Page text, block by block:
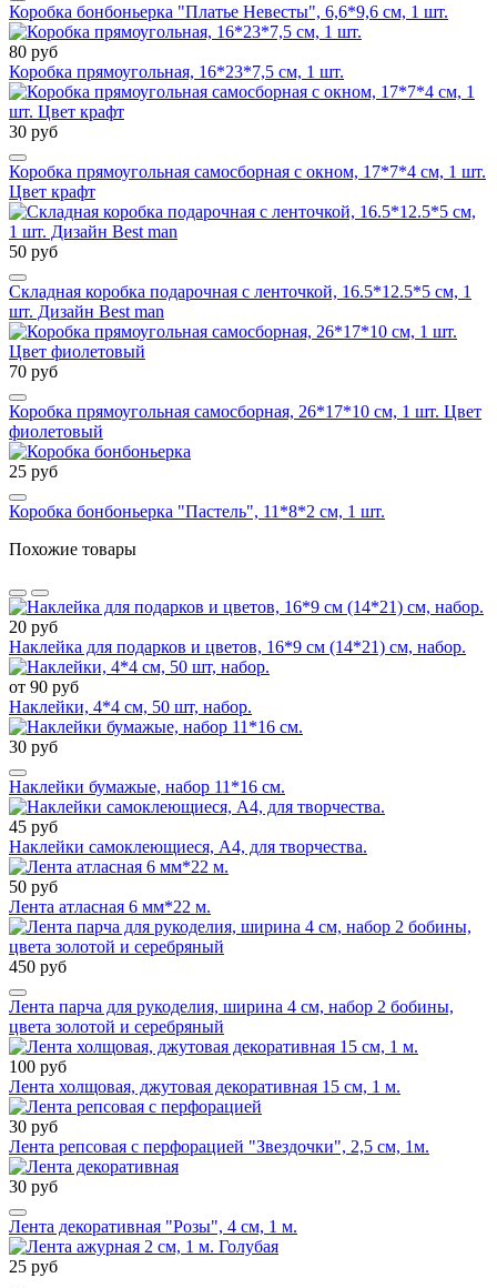
Коробка бонбоньерка "Платье Невесты", 6,6*9,6 см, 1 шт.
80 руб
Коробка прямоугольная, 16*23*7,5 см, 1 шт.
30 руб
Коробка прямоугольная самосборная с окном, 17*7*4 см, 1 шт.
Цвет крафт
50 руб
Складная коробка подарочная с ленточкой, 16.5*12.5*5 см, 1
шт. Дизайн Best man
70 руб
Коробка прямоугольная самосборная, 26*17*10 см, 1 шт. Цвет
фиолетовый
25 руб
Коробка бонбоньерка "Пастель", 11*8*2 см, 1 шт.
Похожие товары
20 руб
Наклейка для подарков и цветов, 16*9 см (14*21) см, набор.
от 90 руб
Наклейки, 4*4 см, 50 шт, набор.
30 руб
Наклейки бумажые, набор 11*16 см.
45 руб
Наклейки самоклеющиеся, А4, для творчества.
50 руб
Лента атласная 6 мм*22 м.
450 руб
Лента парча для рукоделия, ширина 4 см, набор 2 бобины,
цвета золотой и серебряный
100 руб
Лента холщовая, джутовая декоративная 15 см, 1 м.
30 руб
Лента репсовая с перфорацией "Звездочки", 2,5 см, 1м.
30 руб
Лента декоративная "Розы", 4 см, 1 м.
25 руб